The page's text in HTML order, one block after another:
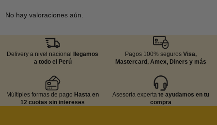
No hay valoraciones aún.
Delivery a nivel nacional llegamos
a todo el Perú
Múltiples formas de pago Hasta en
12 cuotas sin intereses
Pagos 100% seguros Visa,
Mastercard, Amex, Diners y más
Asesoría experta te ayudamos en tu
compra